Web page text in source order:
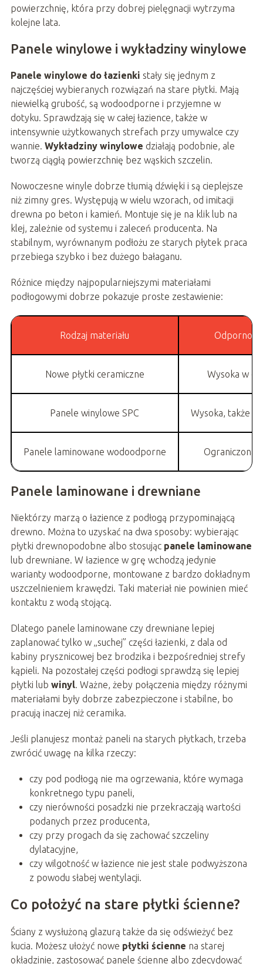
powierzchnię, która przy dobrej pielęgnacji wytrzyma
kolejne lata.
Panele winylowe i wykładziny winylowe
Panele winylowe do łazienki stały się jednym z
najczęściej wybieranych rozwiązań na stare płytki. Mają
niewielką grubość, są wodoodporne i przyjemne w
dotyku. Sprawdzają się w całej łazience, także w
intensywnie użytkowanych strefach przy umywalce czy
wannie. Wykładziny winylowe działają podobnie, ale
tworzą ciągłą powierzchnię bez wąskich szczelin.
Nowoczesne winyle dobrze tłumią dźwięki i są cieplejsze
niż zimny gres. Występują w wielu wzorach, od imitacji
drewna po beton i kamień. Montuje się je na klik lub na
klej, zależnie od systemu i zaleceń producenta. Na
stabilnym, wyrównanym podłożu ze starych płytek praca
przebiega szybko i bez dużego bałaganu.
Różnice między najpopularniejszymi materiałami
podłogowymi dobrze pokazuje proste zestawienie:
Rodzaj materiału Odporność
Nowe płytki ceramiczne Wysoka w
Panele winylowe SPC Wysoka, także
Panele laminowane wodoodporne Ograniczona
Panele laminowane i drewniane
Niektórzy marzą o łazience z podłogą przypominającą
drewno. Można to uzyskać na dwa sposoby: wybierając
płytki drewnopodobne albo stosując panele laminowane
lub drewniane. W łazience w grę wchodzą jedynie
warianty wodoodporne, montowane z bardzo dokładnym
uszczelnieniem krawędzi. Taki materiał nie powinien mieć
kontaktu z wodą stojącą.
Dlatego panele laminowane czy drewniane lepiej
zaplanować tylko w „suchej” części łazienki, z dala od
kabiny prysznicowej bez brodzika i bezpośredniej strefy
kąpieli. Na pozostałej części podłogi sprawdzą się lepiej
płytki lub winyl. Ważne, żeby połączenia między różnymi
materiałami były dobrze zabezpieczone i stabilne, bo
pracują inaczej niż ceramika.
Jeśli planujesz montaż paneli na starych płytkach, trzeba
zwrócić uwagę na kilka rzeczy:
czy pod podłogą nie ma ogrzewania, które wymaga
konkretnego typu paneli,
czy nierówności posadzki nie przekraczają wartości
podanych przez producenta,
czy przy progach da się zachować szczeliny
dylatacyjne,
czy wilgotność w łazience nie jest stale podwyższona
z powodu słabej wentylacji.
Co położyć na stare płytki ścienne?
Ściany z wysłużoną glazurą także da się odświeżyć bez
kucia. Możesz ułożyć nowe płytki ścienne na starej
okładzinie, zastosować panele ścienne albo zdecydować